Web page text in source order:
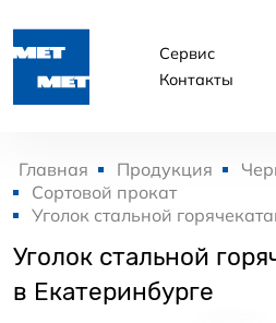
Сервис
Контакты
Главная Продукция
Сортовой прокат
Уголок стальной
Уголок стальной
в Екатеринбурге